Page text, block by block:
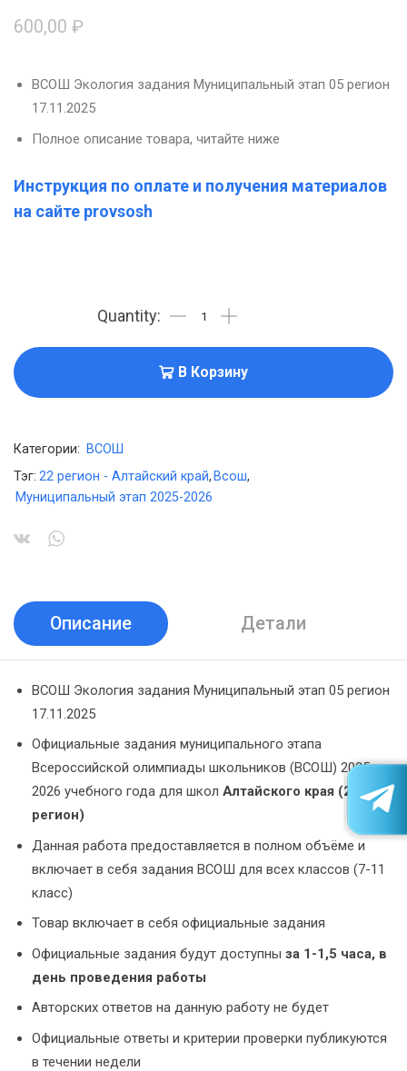
600,00 ₽
ВСОШ Экология задания Муниципальный этап 05 регион
17.11.2025
Полное описание товара, читайте ниже
Инструкция по оплате и получения материалов
на сайте provsosh
В Корзину
Категории: ВСОШ
Тэг: 22 регион - Алтайский край, Всош,
Муниципальный этап 2025-2026
Описание Детали
ВСОШ Экология задания Муниципальный этап 05 регион
17.11.2025
Официальные задания муниципального этапа
Всероссийской олимпиады школьников (ВСОШ) 2025-
2026 учебного года для школ Алтайского края (22
регион)
Данная работа предоставляется в полном объёме и
включает в себя задания ВСОШ для всех классов (7-11
класс)
Товар включает в себя официальные задания
Официальные задания будут доступны за 1-1,5 часа, в
день проведения работы
Авторских ответов на данную работу не будет
Официальные ответы и критерии проверки публикуются
в течении недели